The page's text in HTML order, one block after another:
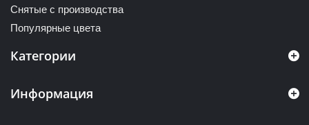
Снятые с производства
Популярные цвета
Категории
Информация